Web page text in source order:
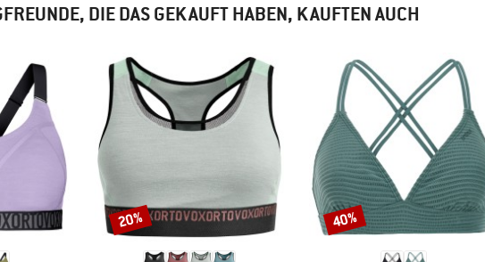
DIE DAS GEKAUFT HABEN, KAUFTEN AUCH
Rabatt
20% Rabatt
40%